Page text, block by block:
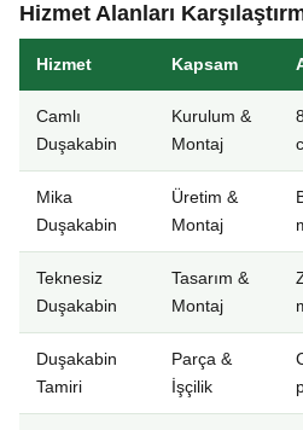
Hizmet Alanları
Hizmet Kapsam
Camlı
Duşakabin
Kurulum &
Montaj
Mika
Duşakabin
Üretim &
Montaj
Teknesiz
Duşakabin
Tasarım &
Montaj
Duşakabin
Tamiri
Parça &
İşçilik